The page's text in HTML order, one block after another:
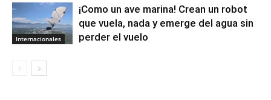
Internacionales
¡Como un ave marina! Crean un robot
que vuela, nada y emerge del agua sin
perder el vuelo